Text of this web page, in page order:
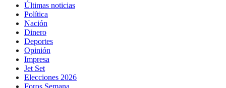
Últimas noticias
Política
Nación
Dinero
Deportes
Opinión
Impresa
Jet Set
Elecciones 2026
Foros Semana